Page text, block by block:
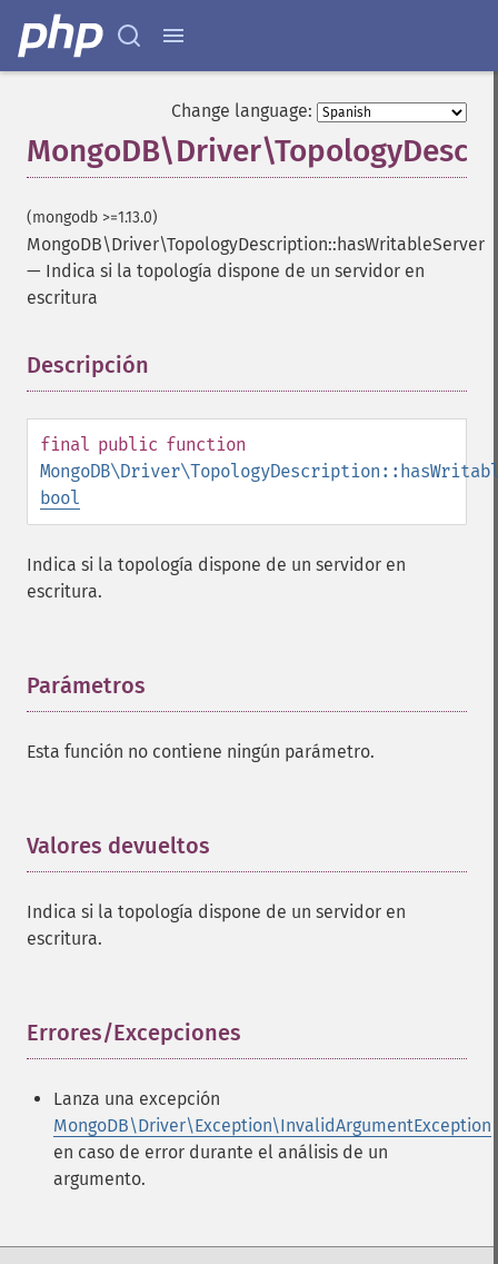
Change language:
(mongodb >=1.13.0)
MongoDB\Driver\TopologyDescription::hasWritableServer
— Indica si la topología dispone de un servidor en
escritura
Descripción
final public function
bool
Indica si la topología dispone de un servidor en
escritura.
Parámetros
Esta función no contiene ningún parámetro.
Valores devueltos
Indica si la topología dispone de un servidor en
escritura.
Errores/Excepciones
Lanza una excepción
MongoDB\Driver\Exception\InvalidArgumentException
en caso de error durante el análisis de un
argumento.